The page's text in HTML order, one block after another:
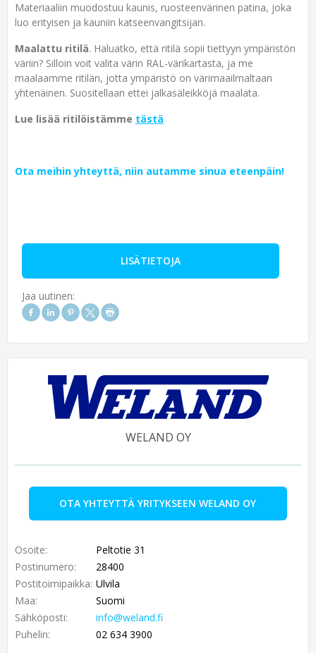
Materiaaliin muodostuu kaunis, ruosteenvärinen patina, joka
luo erityisen ja kauniin katseenvangitsijan.
Maalattu ritilä. Haluatko, että ritilä sopii tiettyyn ympäristön
väriin? Silloin voit valita värin RAL-värikartasta, ja me
maalaamme ritilän, jotta ympäristö on värimaailmaltaan
yhtenäinen. Suositellaan ettei jalkasäleikköjä maalata.
Lue lisää ritilöistämme tästä
Ota meihin yhteyttä, niin autamme sinua eteenpäin!
LISÄTIETOJA
Jaa uutinen:
WELAND OY
OTA YHTEYTTÄ YRITYKSEEN WELAND OY
Osoite:
Peltotie 31
Postinumero:
28400
Postitoimipaikka: Ulvila
Maa:
Suomi
Sähköposti:
info@weland.fi
Puhelin:
02 634 3900